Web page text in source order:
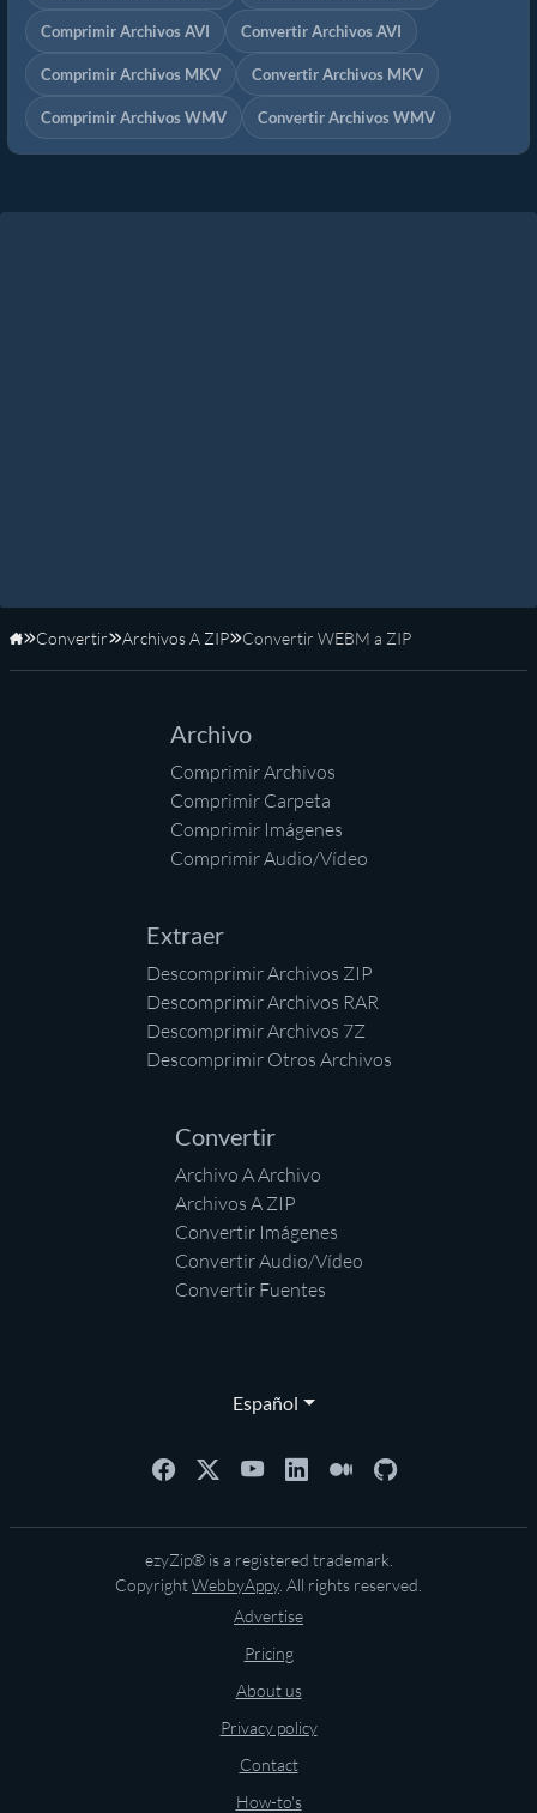
Comprimir Archivos AVI Convertir Archivos AVI
Comprimir Archivos MKV Convertir Archivos MKV
Comprimir Archivos WMV Convertir Archivos WMV
Inicio
Convertir Archivos A ZIP Convertir WEBM a ZIP
Archivo
Comprimir Archivos
Comprimir Carpeta
Comprimir Imágenes
Comprimir Audio/Vídeo
Extraer
Descomprimir Archivos ZIP
Descomprimir Archivos RAR
Descomprimir Archivos 7Z
Descomprimir Otros Archivos
Convertir
Archivo A Archivo
Archivos A ZIP
Convertir Imágenes
Convertir Audio/Vídeo
Convertir Fuentes
Español
ezyZip® is a registered trademark.
CopyrightWebbyAppy. All rights reserved.
Advertise
Pricing
About us
Privacy policy
Contact
How-to's